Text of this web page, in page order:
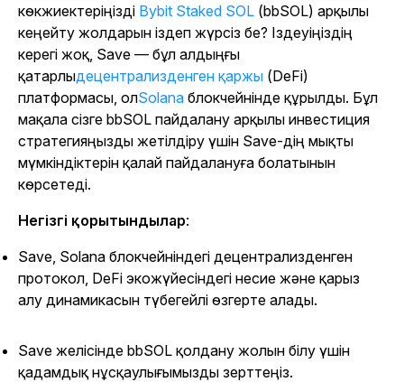
көкжиектеріңізді Bybit Staked SOL (bbSOL) арқылы
кеңейту жолдарын іздеп жүрсіз бе? Іздеуіңіздің
керегі жоқ, Save — бұл алдыңғы
қатарлыдецентрализденген қаржы (DeFi)
платформасы, олSolana блокчейнінде құрылды. Бұл
мақала сізге bbSOL пайдалану арқылы инвестиция
стратегияңызды жетілдіру үшін Save-дің мықты
мүмкіндіктерін қалай пайдалануға болатынын
көрсетеді.
Негізгі қорытындылар:
Save, Solana блокчейніндегі децентрализденген
протокол, DeFi экожүйесіндегі несие және қарыз
алу динамикасын түбегейлі өзгерте алады.
Save желісінде bbSOL қолдану жолын білу үшін
қадамдық нұсқаулығымызды зерттеңіз.